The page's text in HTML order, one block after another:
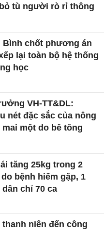
tù người rò rỉ thông
Bình chốt phương án
lại toàn bộ hệ thống
học
VH-TT&DL:
nét đặc sắc của nông
mai một do bê tông
tăng 25kg trong 2
do bệnh hiếm gặp, 1
chỉ 70 ca
thanh niên đến công